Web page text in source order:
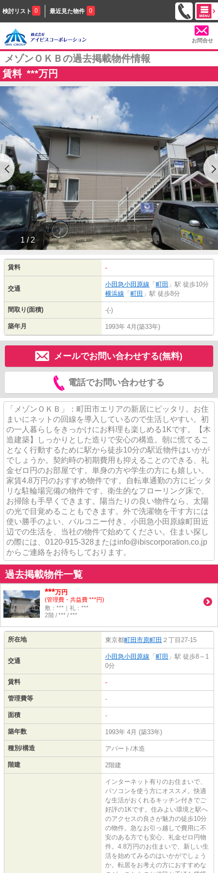
検討リスト 0 最近見た物件 0
お問合せ
メゾンＯＫＢの過去掲載物件情報
賃料 ***万円
1 / 2
賃料 -
交通
小田急小田原線 「町田 」駅 徒歩10分
横浜線 「町田 」駅 徒歩8分
間取り(面積) -(-)
築年月 1993年 4月(築33年)
メールでお問い合わせする(無料)
電話でお問い合わせする
「メゾンＯＫＢ」：町田市エリアの新居にピッタリ。お住
まいにネットの回線を導入しているので生活しやすい。初
の一人暮らしをきっかけにお料理も楽しめる1Kです。【木
造建築】しっかりとした造りで安心の構造。朝に慌てるこ
となく行動するために駅から徒歩10分の駅近物件はいかが
でしょうか。契約時の初期費用も抑えることのできる、礼
金ゼロ円のお部屋です。単身の方や学生の方にも嬉しい。
家賃4.8万円のおすすめ物件です。自転車通勤の方にピッタ
リな駐輪場完備の物件です。衛生的なフローリング床で、
お掃除も手早くできます。陽当たりの良い物件なら、太陽
の光で目覚めることもできます。外で洗濯物を干す方には
使い勝手のよい、バルコニー付き。小田急小田原線町田近
辺での生活を、当社の物件で始めてください。住まい探し
の際には、0120-915-328またはinfo@ibiscorporation.co.jp
からご連絡をお待ちしております。
過去掲載物件一覧
***万円
(管理費・共益費 ***円)
敷：***｜礼：***
2階 / *** / ***
所在地 東京都町田市原町田 ２丁目27-15
交通
小田急小田原線 「町田 」駅 徒歩8～1
0分
賃料 -
管理費等 -
面積 -
築年数 1993年 4月 (築33年)
種別/構造 アパート/木造
階建 2階建
インターネット有りのお住まいで、
パソコンを使う方にオススメ。快適
な生活がおくれるキッチン付きでご
好評の1Kです。住みよい環境と駅へ
のアクセスの良さが魅力の徒歩10分
の物件。急なお引っ越しで費用に不
安のある方でも安心、礼金ゼロ円物
件。4.8万円のお住まいで、新しい生
活を始めてみるのはいかがでしょう
か。転居をお考えの方におすすめな